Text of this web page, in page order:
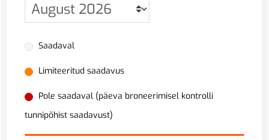
Saadaval
Limiteeritud saadavus
Pole saadaval (päeva broneerimisel kontrolli
tunnipõhist saadavust)